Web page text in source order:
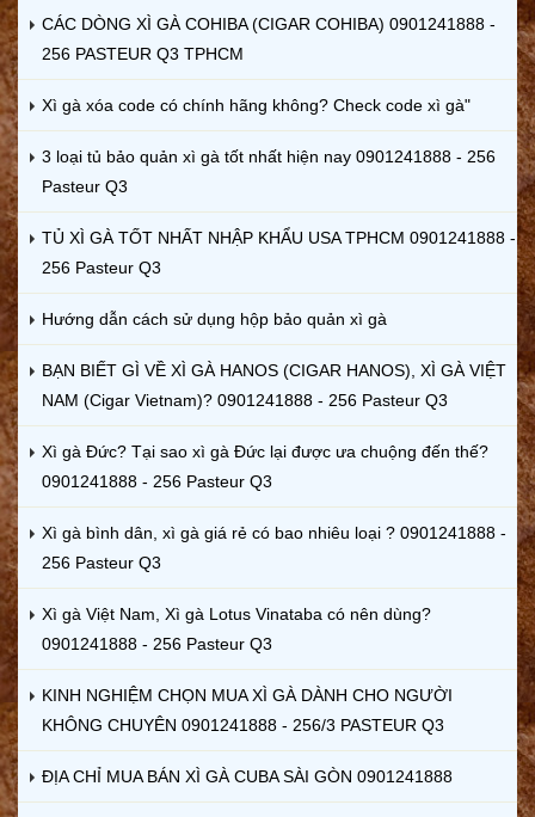
CÁC DÒNG XÌ GÀ COHIBA (CIGAR COHIBA) 0901241888 -
256 PASTEUR Q3 TPHCM
Xì gà xóa code có chính hãng không? Check code xì gà"
3 loại tủ bảo quản xì gà tốt nhất hiện nay 0901241888 - 256
Pasteur Q3
TỦ XÌ GÀ TỐT NHẤT NHẬP KHẨU USA TPHCM 0901241888 -
256 Pasteur Q3
Hướng dẫn cách sử dụng hộp bảo quản xì gà
BẠN BIẾT GÌ VỀ XÌ GÀ HANOS (CIGAR HANOS), XÌ GÀ VIỆT
NAM (Cigar Vietnam)? 0901241888 - 256 Pasteur Q3
Xì gà Đức? Tại sao xì gà Đức lại được ưa chuộng đến thế?
0901241888 - 256 Pasteur Q3
Xì gà bình dân, xì gà giá rẻ có bao nhiêu loại ? 0901241888 -
256 Pasteur Q3
Xì gà Việt Nam, Xì gà Lotus Vinataba có nên dùng?
0901241888 - 256 Pasteur Q3
KINH NGHIỆM CHỌN MUA XÌ GÀ DÀNH CHO NGƯỜI
KHÔNG CHUYÊN 0901241888 - 256/3 PASTEUR Q3
ĐỊA CHỈ MUA BÁN XÌ GÀ CUBA SÀI GÒN 0901241888